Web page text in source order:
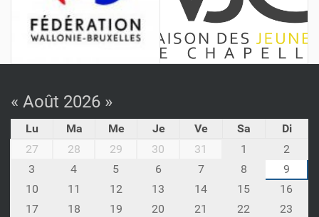
« Août 2026 »
Lu Ma Me Je Ve Sa
Di
27
28 29 30 31 1
2
3
4 5 6 7 8
9
10
11 12 13 14 15
16
17
18 19 20 21 22
23